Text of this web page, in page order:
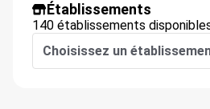
Établissements
140 établissements
Choisissez un